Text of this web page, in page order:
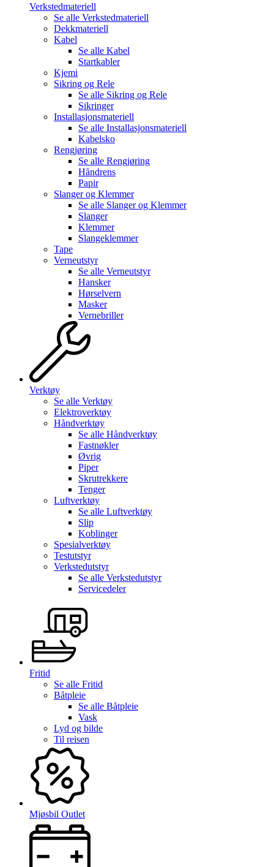
Verkstedmateriell
Se alle Verkstedmateriell
Dekkmateriell
Kabel
Se alle Kabel
Startkabler
Kjemi
Sikring og Rele
Se alle Sikring og Rele
Sikringer
Installasjonsmateriell
Se alle Installasjonsmateriell
Kabelsko
Rengjøring
Se alle Rengjøring
Håndrens
Papir
Slanger og Klemmer
Se alle Slanger og Klemmer
Slanger
Klemmer
Slangeklemmer
Tape
Verneutstyr
Se alle Verneutstyr
Hansker
Hørselvern
Masker
Vernebriller
Verktøy
Se alle Verktøy
Elektroverktøy
Håndverktøy
Se alle Håndverktøy
Fastnøkler
Øvrig
Piper
Skrutrekkere
Tenger
Luftverktøy
Se alle Luftverktøy
Slip
Koblinger
Spesialverktøy
Testutstyr
Verkstedutstyr
Se alle Verkstedutstyr
Servicedeler
Fritid
Se alle Fritid
Båtpleie
Se alle Båtpleie
Vask
Lyd og bilde
Til reisen
Mjøsbil Outlet